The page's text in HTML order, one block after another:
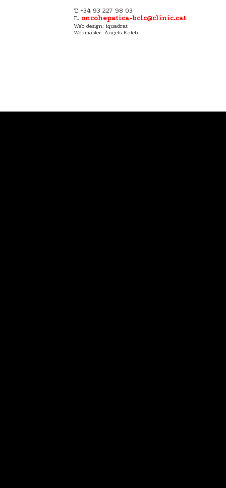
T. +34 93 227 98 03
E. oncohepatica-bclc@clinic.cat
Web design: iquadrat
Webmaster: Àngels Kateb